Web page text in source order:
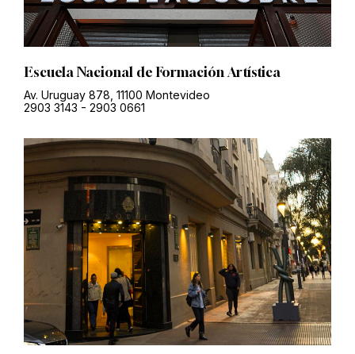
Escuela Nacional de Formación Artística
Av. Uruguay 878, 11100 Montevideo
2903 3143 - 2903 0661